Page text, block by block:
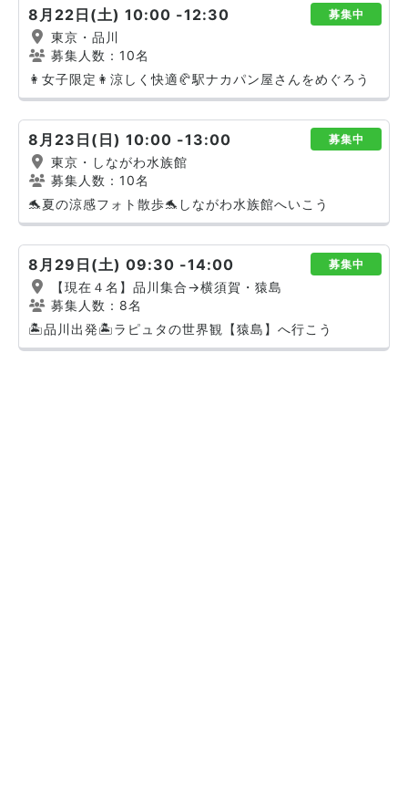
8月22日(土) 10:00 -12:30 募集中
東京・品川
募集人数：10名
👩女子限定👩涼しく快適🥐駅ナカパン屋さんをめぐろう
8月23日(日) 10:00 -13:00 募集中
東京・しながわ水族館
募集人数：10名
🐬夏の涼感フォト散歩🐬しながわ水族館へいこう
8月29日(土) 09:30 -14:00 募集中
【現在４名】品川集合→横須賀・猿島
募集人数：8名
🏝️品川出発🏝️ラピュタの世界観【猿島】へ行こう